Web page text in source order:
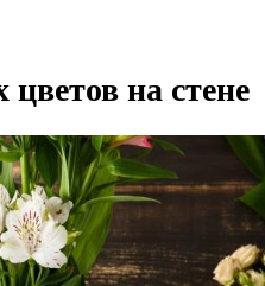
на стене